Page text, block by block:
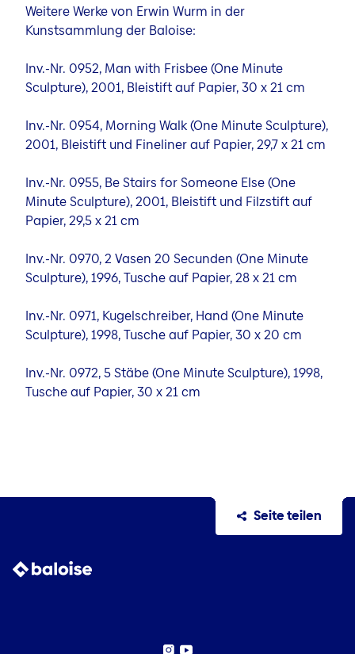
Weitere Werke von Erwin Wurm in der
Kunstsammlung der Baloise:
Inv.-Nr. 0952, Man with Frisbee (One Minute
Sculpture), 2001, Bleistift auf Papier, 30 x 21 cm
Inv.-Nr. 0954, Morning Walk (One Minute Sculpture),
2001, Bleistift und Fineliner auf Papier, 29,7 x 21 cm
Inv.-Nr. 0955, Be Stairs for Someone Else (One
Minute Sculpture), 2001, Bleistift und Filzstift auf
Papier, 29,5 x 21 cm
Inv.-Nr. 0970, 2 Vasen 20 Secunden (One Minute
Sculpture), 1996, Tusche auf Papier, 28 x 21 cm
Inv.-Nr. 0971, Kugelschreiber, Hand (One Minute
Sculpture), 1998, Tusche auf Papier, 30 x 20 cm
Inv.-Nr. 0972, 5 Stäbe (One Minute Sculpture), 1998,
Tusche auf Papier, 30 x 21 cm
Seite teilen